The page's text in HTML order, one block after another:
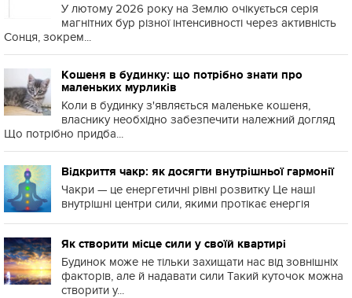
У лютому 2026 року на Землю очікується серія
магнітних бур різної інтенсивності через активність
Сонця, зокрем...
Кошеня в будинку: що потрібно знати про
маленьких мурликів
Коли в будинку з'являється маленьке кошеня,
власнику необхідно забезпечити належний догляд
Що потрібно придба...
Відкриття чакр: як досягти внутрішньої гармонії
Чакри — це енергетичні рівні розвитку Це наші
внутрішні центри сили, якими протікає енергія
Як створити місце сили у своїй квартирі
Будинок може не тільки захищати нас від зовнішніх
факторів, але й надавати сили Такий куточок можна
створити у...